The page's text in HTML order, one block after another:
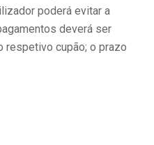
poderá evitar a
deverá ser
respetivo cupão; o prazo